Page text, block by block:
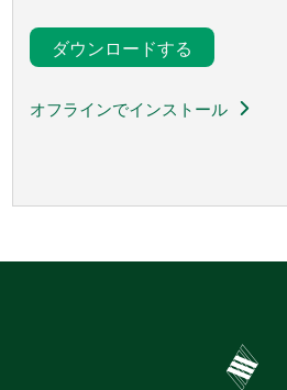
ダウンロードする
オフラインでインストール